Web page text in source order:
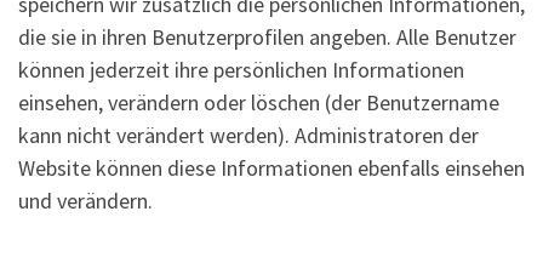
die sie in ihren Benutzerprofilen angeben. Alle Benutzer
können jederzeit ihre persönlichen Informationen
einsehen, verändern oder löschen (der Benutzername
kann nicht verändert werden). Administratoren der
Website können diese Informationen ebenfalls einsehen
und verändern.